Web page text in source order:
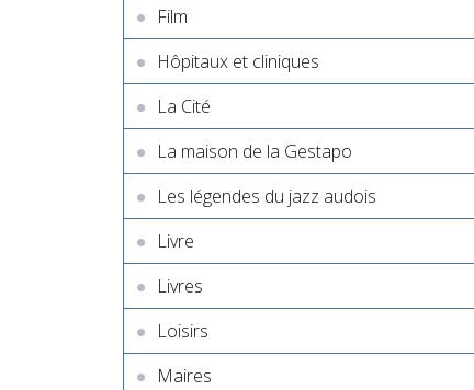
Film
Hôpitaux et cliniques
La Cité
La maison de la Gestapo
Les légendes du jazz audois
Livre
Livres
Loisirs
Maires